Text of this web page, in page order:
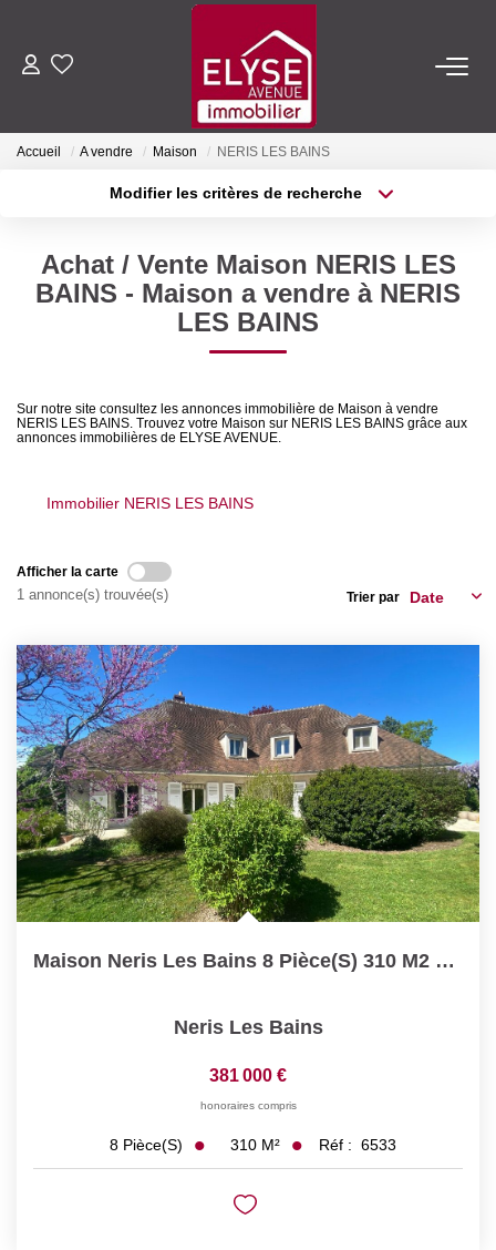
ACHETER
FAIRE GÉRER
Qui Sommes-Nous
Nos Actualités
Accueil A vendre Maison NERIS LES BAINS
Modifier les critères de recherche
Sélectionnez...
Type de bien
Surface min
Achat / Vente Maison NERIS LES
BAINS - Maison a vendre à NERIS
LES BAINS
Sur notre site consultez les annonces immobilière de Maison à vendre
NERIS LES BAINS. Trouvez votre Maison sur NERIS LES BAINS grâce aux
annonces immobilières de ELYSE AVENUE.
Immobilier NERIS LES BAINS
Afficher la carte
1 annonce(s) trouvée(s) Trier par
Maison Neris Les Bains 8 Pièce(s) 310 M2 Habitable +...
Neris Les Bains
381 000 €
honoraires compris
8 Pièce(s) 310 M² Réf : 6533